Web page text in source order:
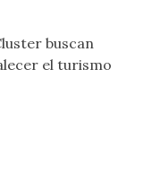
buscan
el turismo